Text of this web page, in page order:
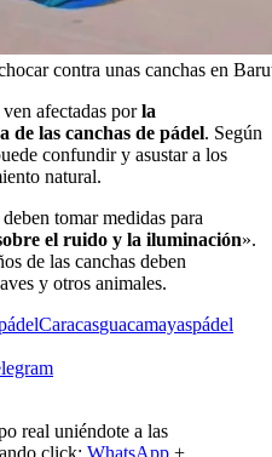
contra unas canchas en
afectadas porla
de las canchas de pádel. Según
confundir y asustar a los
natural.
tomar medidas para
el ruido y la iluminación».
de las canchas deben
y otros animales.
Caracasguacamayaspádel
real uniéndote a las
click: WhatsApp +